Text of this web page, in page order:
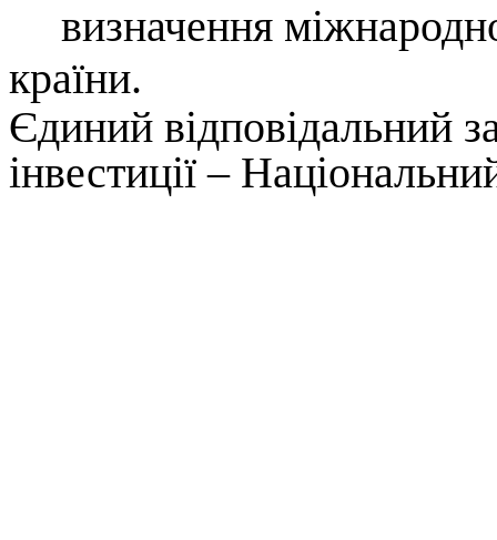
визначення
країни.
Єдиний відповідальний
інвестиції –